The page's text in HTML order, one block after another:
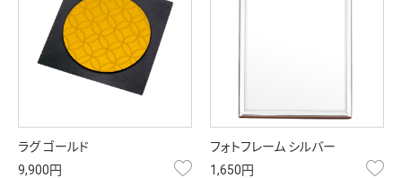
ラグ ゴールド
9,900円
お気に入り
フォトフレーム シルバー
1,650円